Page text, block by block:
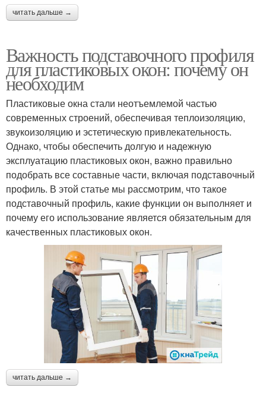
читать дальше →
Важность подставочного профиля
для пластиковых окон: почему он
необходим
Пластиковые окна стали неотъемлемой частью
современных строений, обеспечивая теплоизоляцию,
звукоизоляцию и эстетическую привлекательность.
Однако, чтобы обеспечить долгую и надежную
эксплуатацию пластиковых окон, важно правильно
подобрать все составные части, включая подставочный
профиль. В этой статье мы рассмотрим, что такое
подставочный профиль, какие функции он выполняет и
почему его использование является обязательным для
качественных пластиковых окон.
читать дальше →